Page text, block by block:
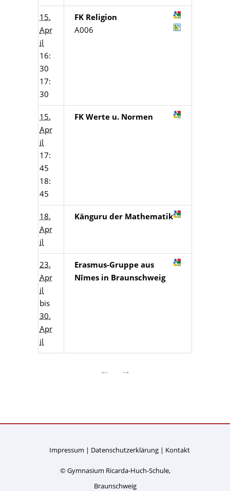
15.
Apr
il
16:
30
17:
30
FK Religion
A006
15.
Apr
il
17:
45
18:
45
FK Werte u. Normen
18.
Apr
il
Känguru der Mathematik
23.
Apr
il
bis
30.
Apr
il
Erasmus-Gruppe aus
Nîmes in Braunschweig
← →
Impressum Datenschutzerklärung Kontakt
© Gymnasium Ricarda-Huch-Schule,
Braunschweig